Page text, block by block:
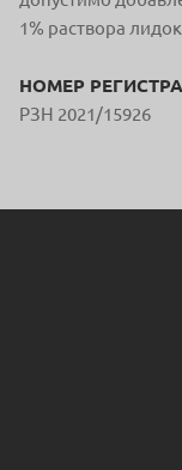
1% раствора
НОМЕР
РЗН 2021/15926